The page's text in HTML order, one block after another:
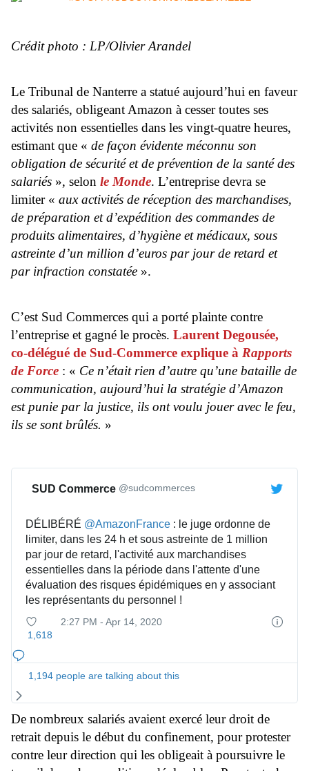
Crédit photo : LP/Olivier Arandel
Le Tribunal de Nanterre a statué aujourd’hui en faveur
des salariés, obligeant Amazon à cesser toutes ses
activités non essentielles dans les vingt-quatre heures,
estimant que « de façon évidente méconnu son
obligation de sécurité et de prévention de la santé des
salariés », selon le Monde. L’entreprise devra se
limiter « aux activités de réception des marchandises,
de préparation et d’expédition des commandes de
produits alimentaires, d’hygiène et médicaux, sous
astreinte d’un million d’euros par jour de retard et
par infraction constatée ».
C’est Sud Commerces qui a porté plainte contre
l’entreprise et gagné le procès. Laurent Degousée,
co-délégué de Sud-Commerce explique à Rapports
de Force : « Ce n’était rien d’autre qu’une bataille de
communication, aujourd’hui la stratégie d’Amazon
est punie par la justice, ils ont voulu jouer avec le feu,
ils se sont brûlés. »
SUD Commerce @sudcommerces
DÉLIBÉRÉ @AmazonFrance : le juge ordonne de
limiter, dans les 24 h et sous astreinte de 1 million
par jour de retard, l'activité aux marchandises
essentielles dans la période dans l'attente d'une
évaluation des risques épidémiques en y associant
les représentants du personnel !
1,618
2:27 PM - Apr 14, 2020
T
t
r
s
i
n
1,194 people are talking about this
De nombreux salariés avaient exercé leur droit de
retrait depuis le début du confinement, pour protester
contre leur direction qui les obligeait à poursuivre le